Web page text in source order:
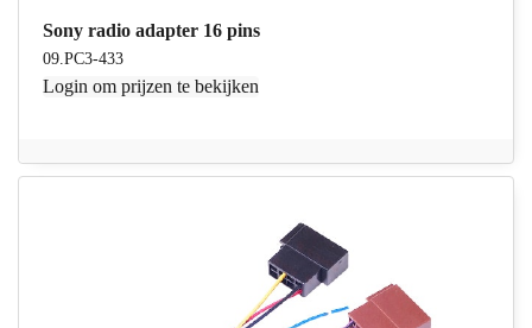
Sony radio adapter 16 pins
09.PC3-433
Login om prijzen te bekijken